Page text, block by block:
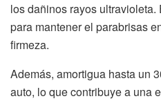
los dañinos rayos
para mantener el parabrisas
firmeza.
Además, amortigua hasta un
auto, lo que contribuye a una